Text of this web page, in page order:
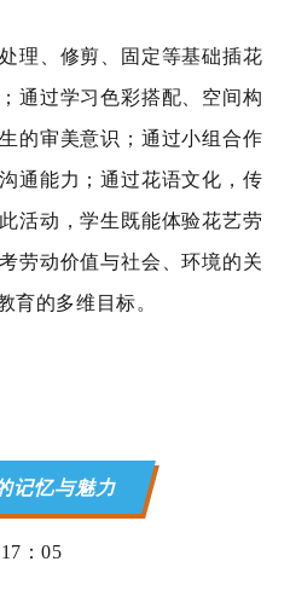
理、修剪、固定等基础插花
通过学习色彩搭配、空间构
的审美意识；通过小组合作
通能力；通过花语文化，传
活动，学生既能体验花艺劳
劳动价值与社会、环境的关
育的多维目标。
记忆与魅力
：05